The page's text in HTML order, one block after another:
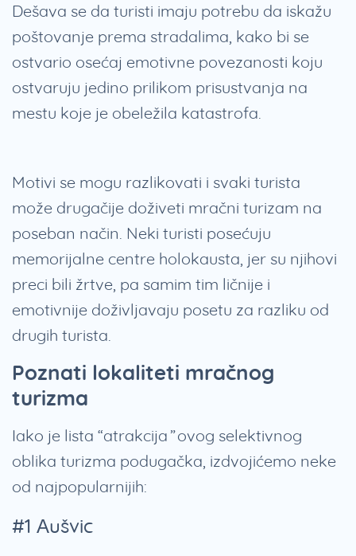
Dešava se da turisti imaju potrebu da iskažu
poštovanje prema stradalima, kako bi se
ostvario osećaj emotivne povezanosti koju
ostvaruju jedino prilikom prisustvanja na
mestu koje je obeležila katastrofa.
Motivi se mogu razlikovati i svaki turista
može drugačije doživeti mračni turizam na
poseban način. Neki turisti posećuju
memorijalne centre holokausta, jer su njihovi
preci bili žrtve, pa samim tim ličnije i
emotivnije doživljavaju posetu za razliku od
drugih turista.
Poznati lokaliteti mračnog
turizma
Iako je lista “atrakcija” ovog selektivnog
oblika turizma podugačka, izdvojićemo neke
od najpopularnijih:
#1 Aušvic